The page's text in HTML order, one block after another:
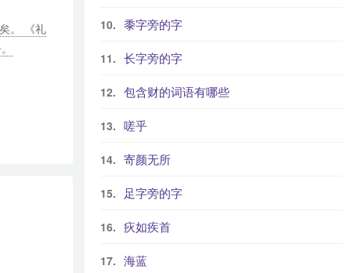
。 《礼
黍字旁的字
长字旁的字
包含财的词语有哪些
嗟乎
寄颜无所
足字旁的字
疢如疾首
海蓝